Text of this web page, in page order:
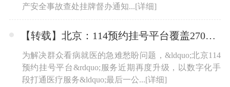
产安全事故查处挂牌督办通知...[详细]
【转载】北京：114预约挂号平台覆盖270家医院 增加“京通”微信、支付宝、百度三端入口
为解决群众看病就医的急难愁盼问题，&ldquo;北京114
预约挂号平台&rdquo;服务近期再度升级，以数字化手
段打通医疗服务&ldquo;最后一公...[详细]